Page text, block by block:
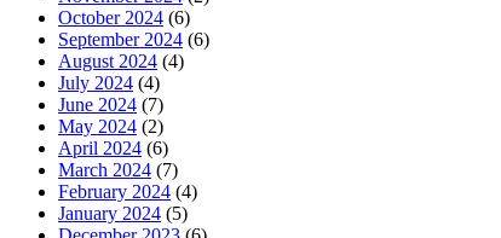
October 2024 (6)
September 2024 (6)
August 2024 (4)
July 2024 (4)
June 2024 (7)
May 2024 (2)
April 2024 (6)
March 2024 (7)
February 2024 (4)
January 2024 (5)